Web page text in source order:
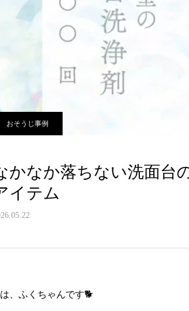
おそうじ事例
かなか落ちない洗面台
イテム
、ふくちゃんです🐕